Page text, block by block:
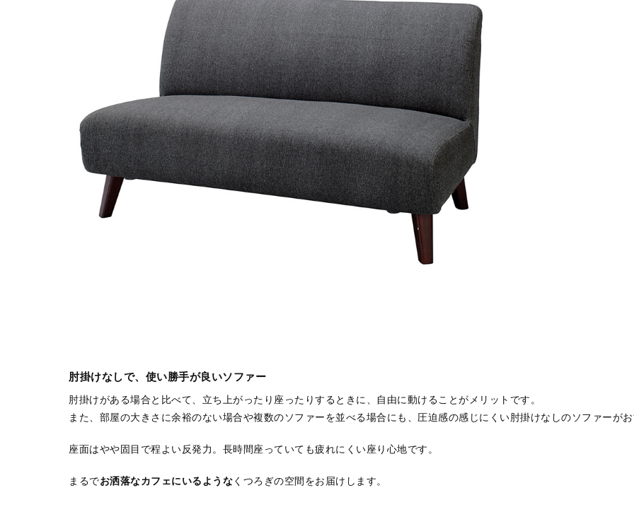
肘掛けなしで、使い勝手が良いソファー
肘掛けがある場合と比べて、立ち上がったり座ったりするときに、自由に動けることがメリットです。
また、部屋の大きさに余裕のない場合や複数のソファーを並べる場合にも、圧迫感の感じにくい肘掛けなしのソファーが
座面はやや固目で程よい反発力。長時間座っていても疲れにくい座り心地です。
まるでお洒落なカフェにいるようなくつろぎの空間をお届けします。